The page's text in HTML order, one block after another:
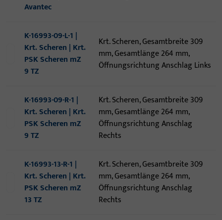
Avantec
K-16993-09-L-1 |
Krt. Scheren | Krt.
PSK Scheren mZ
9 TZ
Krt. Scheren, Gesamtbreite 309
mm, Gesamtlänge 264 mm,
Öffnungsrichtung Anschlag Links
K-16993-09-R-1 |
Krt. Scheren | Krt.
PSK Scheren mZ
9 TZ
Krt. Scheren, Gesamtbreite 309
mm, Gesamtlänge 264 mm,
Öffnungsrichtung Anschlag
Rechts
K-16993-13-R-1 |
Krt. Scheren | Krt.
PSK Scheren mZ
13 TZ
Krt. Scheren, Gesamtbreite 309
mm, Gesamtlänge 264 mm,
Öffnungsrichtung Anschlag
Rechts